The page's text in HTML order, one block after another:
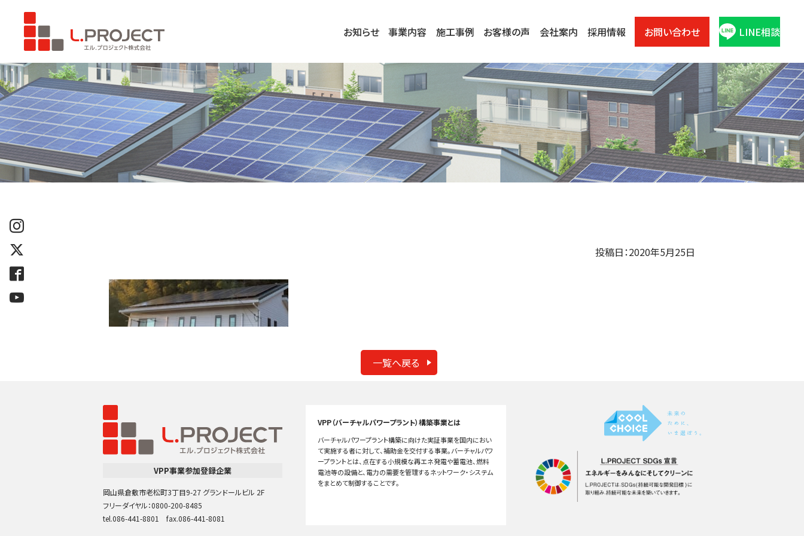
お知らせ 事業内容 施工事例 お客様の声 会社案内 採用情報 お問い合わせ LINE相談
投稿日：2020年5月25日
一覧へ戻る
VPP事業参加登録企業
岡山県倉敷市老松町3丁目9-27 グランドールビル 2F
フリーダイヤル：0800-200-8485
tel.086-441-8801 fax.086-441-8081
VPP（バーチャルパワープラント）構築事業とは
バーチャルパワープラント構築に向けた実証事業を国内におい
て実施する者に対して、補助金を交付する事業。バーチャルパワ
ープラントとは、点在する小規模な再エネ発電や蓄電池、燃料
電池等の設備と、電力の需要を管理するネットワーク・システム
をまとめて制御することです。